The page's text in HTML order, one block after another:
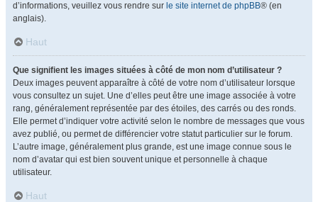
d’informations, veuillez vous rendre sur le site internet de phpBB® (en
anglais).
Haut
Que signifient les images situées à côté de mon nom d’utilisateur ?
Deux images peuvent apparaître à côté de votre nom d’utilisateur lorsque
vous consultez un sujet. Une d’elles peut être une image associée à votre
rang, généralement représentée par des étoiles, des carrés ou des ronds.
Elle permet d’indiquer votre activité selon le nombre de messages que vous
avez publié, ou permet de différencier votre statut particulier sur le forum.
L’autre image, généralement plus grande, est une image connue sous le
nom d’avatar qui est bien souvent unique et personnelle à chaque
utilisateur.
Haut